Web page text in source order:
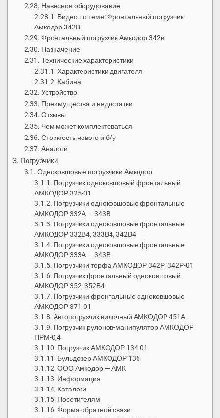
Навесное оборудование
Видео по теме: Фронтальный погрузчик
Амкодор 342В
Фронтальный погрузчик Амкодор 342в
Назначение
Технические характеристики
Характеристики двигателя
Кабина
Устройство
Преимущества и недостатки
Отзывы
Чем может комплектоваться
Стоимость нового и б/у
Аналоги
Погрузчики
Одноковшовые погрузчики Амкодор
Погрузчик одноковшовый фронтальный
АМКОДОР 325-01
Погрузчики одноковшовые фронтальные
АМКОДОР 332А — 343B
Погрузчики одноковшовые фронтальные
АМКОДОР 332В4, 333В4, 342В4
Погрузчики одноковшовые фронтальные
АМКОДОР 333А — 343В
Погрузчики торфа АМКОДОР 342Р, 342Р-01
Погрузчик фронтальный одноковшовый
АМКОДОР 352, 352В4
Погрузчики фронтальные одноковшовые
АМКОДОР 371-01
Автопогрузчик вилочный АМКОДОР 451А
Погрузчик рулонов-манипулятор АМКОДОР
ПРМ-0,4
Погрузчик АМКОДОР 134-01
Бульдозер АМКОДОР 136
ООО Амкодор — АМК
Информация
Каталоги
Посетителям
Форма обратной связи